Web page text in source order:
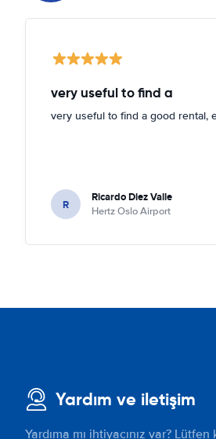
very useful to find a
very useful to find a good rental,
R Ricardo Diez Valle
Hertz Oslo Airport
Yardım ve iletişim
Yardıma mı ihtiyacınız var?